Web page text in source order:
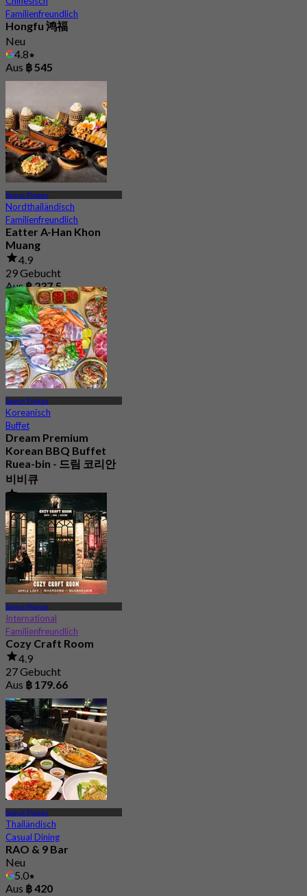
Familienfreundlich
Hongfu 鸿福
Neu
4.8
Aus ฿ 545
Samut Prakan
Nordthailändisch
Familienfreundlich
Eatter A-Han Khon
Muang
4.9
29 Gebucht
Aus฿ 237.5
Samut Prakan
Koreanisch
Buffet
Dream Premium
Korean BBQ Buffet
Ruea-bin - 드림 코리안
비비큐
4.9
62 Gebucht
Aus฿ 320
Samut Prakan
International
Familienfreundlich
Cozy Craft Room
4.9
27 Gebucht
Aus ฿ 179.66
Samut Prakan
Thailändisch
Casual Dining
RAO & 9 Bar
Neu
5.0
Aus ฿ 420